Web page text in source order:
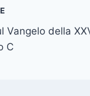
Vangelo della
C